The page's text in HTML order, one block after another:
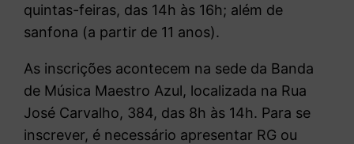
quintas-feiras, das 14h às 16h; além de
sanfona (a partir de 11 anos).
As inscrições acontecem na sede da Banda
de Música Maestro Azul, localizada na Rua
José Carvalho, 384, das 8h às 14h. Para se
inscrever, é necessário apresentar RG ou